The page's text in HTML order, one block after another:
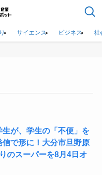
サイエンス ビジネス 社
生が、学生の「不便」を
信で形に！大分市旦野原
のスーパーを8月4日オ